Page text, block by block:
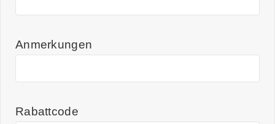
Anmerkungen
Rabattcode